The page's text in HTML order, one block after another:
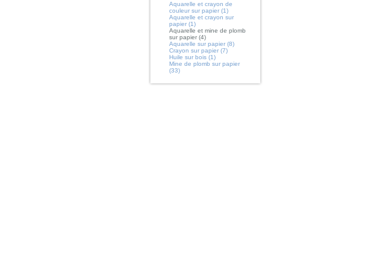
Aquarelle et crayon de
couleur sur papier (1)
Aquarelle et crayon sur
papier (1)
Aquarelle et mine de plomb
sur papier (4)
Aquarelle sur papier (8)
Crayon sur papier (7)
Huile sur bois (1)
Mine de plomb sur papier
(33)